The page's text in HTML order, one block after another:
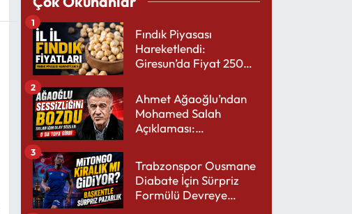
Fındık Piyasası
Hareketlendi:
Giresun’da Fiyat 250
1
Ahmet Ağaoğlu’ndan
Mohamed Salah
Açıklaması:
Yakışır
2
Trabzonspor Ousmane
Diabate İçin Sürpriz
Formülü Devreye
3